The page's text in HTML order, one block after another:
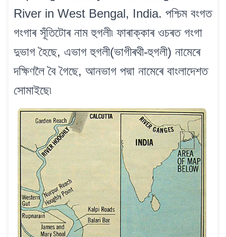
River in West Bengal, India. পশ্চিম বংগত
গংগাৰ সূঁতিটোৰ নাম হুগলী৷ ফাৰাক্কাৰ ওচৰত গংগা
দুভাগ হৈছে, এভাগ হুগলী(ভাগীৰথী-হুগলী) নামেৰে
দক্ষিণলৈ বৈ গৈছে, আনভাগ পদ্মা নামেৰে বাংলাদেশত
সোমাইছে৷